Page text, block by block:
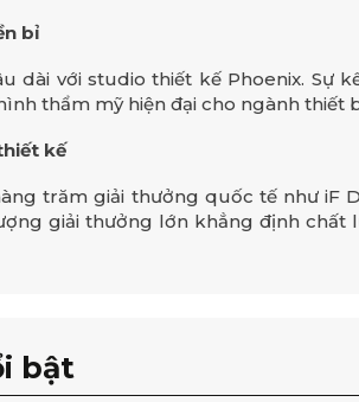
bỉ
dài với studio thiết kế Phoenix. Sự
thẩm mỹ hiện đại cho ngành
kế
trăm giải thưởng quốc tế như iF
giải thưởng lớn khẳng định chất
bật